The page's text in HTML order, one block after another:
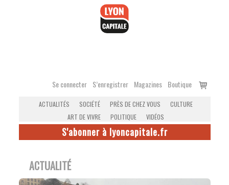
Se connecter S’enregistrer Magazines Boutique
Voir
ACTUALITÉS SOCIÉTÉ PRÈS DE CHEZ VOUS
CULTURE
ART DE VIVRE
POLITIQUE VIDÉOS
S'abonner à lyoncapitale.fr
ACTUALITÉ